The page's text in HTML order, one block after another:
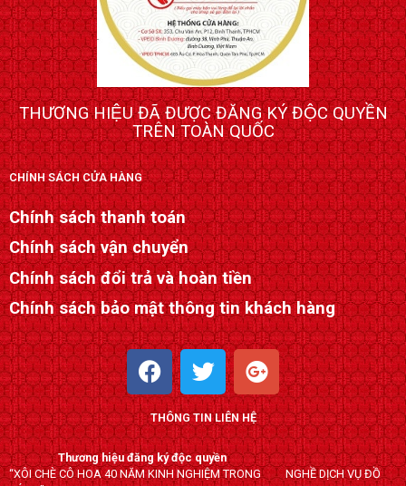
THƯƠNG HIỆU ĐÃ ĐƯỢC ĐĂNG KÝ ĐỘC QUYỀN
TRÊN TOÀN QUỐC
CHÍNH SÁCH CỬA HÀNG
Chính sách thanh toán
Chính sách vận chuyển
Chính sách đổi trả và hoàn tiền
Chính sách bảo mật thông tin khách hàng
F
a
c
e
b
o
T
w
i
t
t
e
G
o
o
g
l
e
THÔNG TIN LIÊN HỆ
Thương hiệu đăng ký độc quyền
“XÔI CHÈ CÔ HOA 40 NĂM KINH NGHIỆM TRONG NGHỀ DỊCH VỤ ĐỒ